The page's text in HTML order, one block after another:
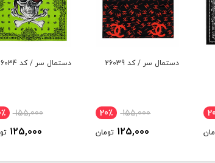
20٪
تومان
دستمال سر / کد 26034
155,000 20٪
125,000 تومان
دستمال سر / کد 26029
155,000